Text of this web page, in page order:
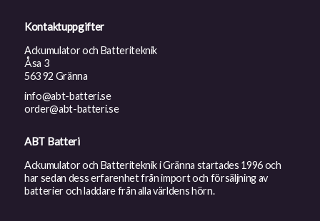
Kontaktuppgifter
Ackumulator och Batteriteknik
Åsa 3
563 92 Gränna
info@abt-batteri.se
order@abt-batteri.se
ABT Batteri
Ackumulator och Batteriteknik i Gränna startades 1996 och
har sedan dess erfarenhet från import och försäljning av
batterier och laddare från alla världens hörn.